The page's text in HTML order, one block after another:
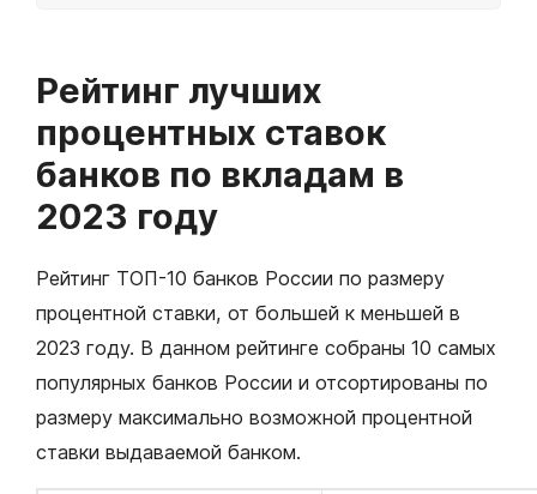
Рейтинг лучших
процентных ставок
банков по вкладам в
2023 году
Рейтинг ТОП-10 банков России по размеру
процентной ставки, от большей к меньшей в
2023 году. В данном рейтинге собраны 10 самых
популярных банков России и отсортированы по
размеру максимально возможной процентной
ставки выдаваемой банком.